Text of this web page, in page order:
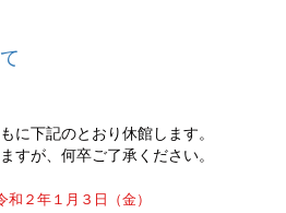
に下記のとおり休館します。
すが、何卒ご了承ください。
２年１月３日（金）